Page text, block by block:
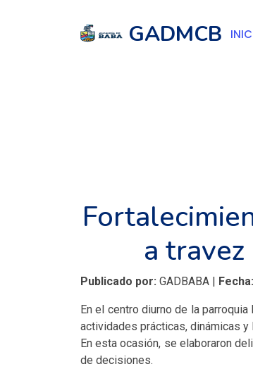
GADMCB
a
Publicado por: GADBABA | Fecha:
En el centro diurno de la
actividades prácticas, dinámicas
En esta ocasión, se elaboraron
de decisiones.